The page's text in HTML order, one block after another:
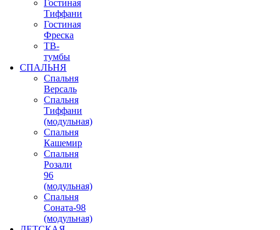
Гостиная
Тиффани
Гостиная
Фреска
ТВ-
тумбы
СПАЛЬНЯ
Спальня
Версаль
Спальня
Тиффани
(модульная)
Спальня
Кашемир
Спальня
Розали
96
(модульная)
Спальня
Соната-98
(модульная)